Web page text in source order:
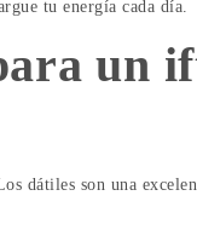
tu energía cada día.
un
dátiles son una